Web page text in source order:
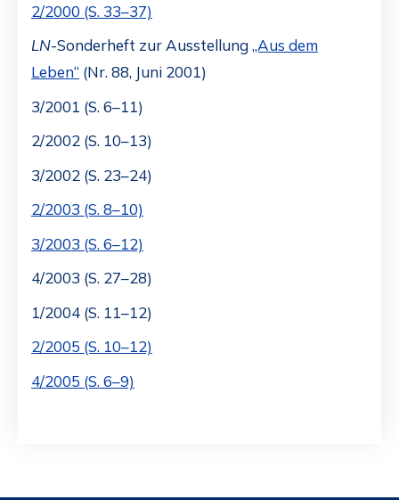
2/2000 (S. 33–37)
LN-Sonderheft zur Ausstellung„Aus dem
Leben“ (Nr. 88, Juni 2001)
3/2001 (S. 6–11)
2/2002 (S. 10–13)
3/2002 (S. 23–24)
2/2003 (S. 8–10)
3/2003 (S. 6–12)
4/2003 (S. 27–28)
1/2004 (S. 11–12)
2/2005 (S. 10–12)
4/2005 (S. 6–9)